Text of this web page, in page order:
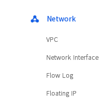
Network
VPC
Network Interface
Flow Log
Floating IP